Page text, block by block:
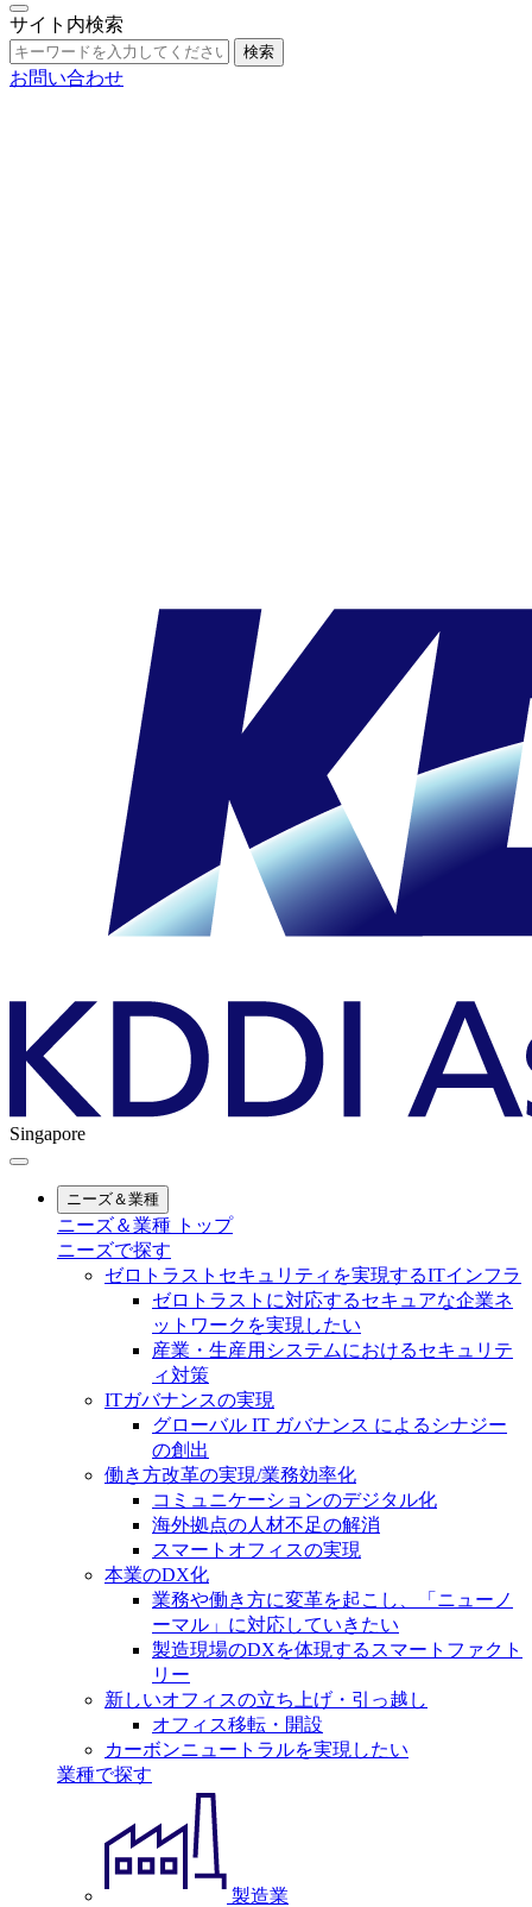
サイト内検索
検索
お問い合わせ
Singapore
ニーズ＆業種
ニーズ＆業種 トップ
ニーズで探す
ゼロトラストセキュリティを実現するITインフラ
ゼロトラストに対応するセキュアな企業ネ
ットワークを実現したい
産業・生産用システムにおけるセキュリテ
ィ対策
ITガバナンスの実現
グローバル IT ガバナンス によるシナジー
の創出
働き方改革の実現/業務効率化
コミュニケーションのデジタル化
海外拠点の人材不足の解消
スマートオフィスの実現
本業のDX化
業務や働き方に変革を起こし、「ニューノ
ーマル」に対応していきたい
製造現場のDXを体現するスマートファクト
リー
新しいオフィスの立ち上げ・引っ越し
オフィス移転・開設
カーボンニュートラルを実現したい
業種で探す
製造業